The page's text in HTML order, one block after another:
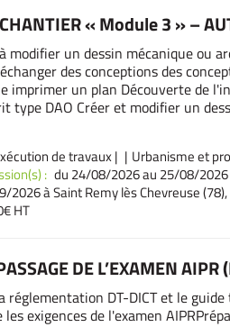
CHANTIER « Module 3 » –
modifier un dessin mécanique ou
des conceptions des
imprimer un plan Découverte de
type DAO Créer et modifier un
de travaux|
Urbanisme et
: du 24/08/2026au 25/08/2026
2026 à Saint Remy lès Chevreuse (78),
HT
DE L’EXAMEN
DT-DICT et le
exigences de l'examen